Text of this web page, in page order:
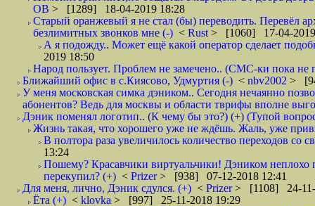
ОВ > [1289] 18-04-2019 18:28
Старый оранжевый я не стал (бы) переводить. Перевёл
безлимитных звонков мне (-) < Rust > [1060] 17-04-
А я подожду.. Может ещё какой оператор сделает
2019 18:50
Народ пользует. Проблем не замечено.. (СМС-ки пока
Ближайший офис в с.Киясово, Удмуртия (-) < nbv2002 >
У меня московская симка дэником.. Сегодня нечаянно
абонентов? Ведь для москвы и области тврифы вполне
Дэник поменял логотип.. (К чему бы это?) (+) (Тупой
Жизнь такая, что хорошего уже не ждёшь. Жаль, уже
В полтора раза увеличилось количество переходов
13:24
Пошему? Красавчики виртуальчики! Дэником
перекупил? (+) < Prizer> [938] 07-12-2018 12:41
Для меня, лично, Дэник сдулся. (+) < Prizer> [1108] 24-11-
Ёта (+) < klovka > [997] 25-11-2018 19:29